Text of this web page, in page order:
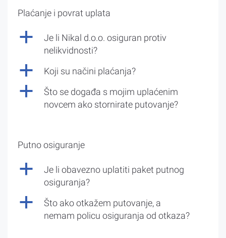
Plaćanje i povrat uplata
a
Je li Nikal d.o.o. osiguran protiv
nelikvidnosti?
a Koji su načini plaćanja?
a
Što se događa s mojim uplaćenim
novcem ako stornirate putovanje?
Putno osiguranje
a
Je li obavezno uplatiti paket putnog
osiguranja?
a
Što ako otkažem putovanje, a
nemam policu osiguranja od otkaza?